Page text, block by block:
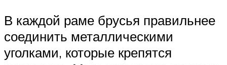
В каждой раме брусья правильнее
соединить металлическими
уголками, которые крепятся